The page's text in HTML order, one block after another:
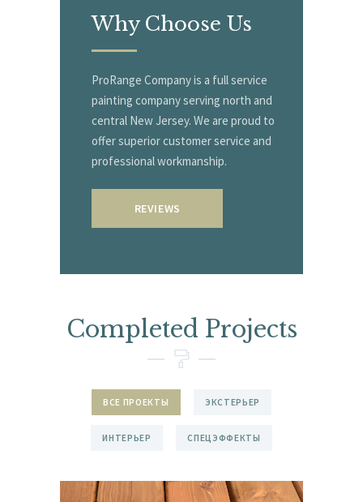
Why Choose Us
ProRange Company is a full service
painting company serving north and
central New Jersey. We are proud to
offer superior customer service and
professional workmanship.
REVIEWS
Completed Projects
ВСЕ ПРОЕКТЫ ЭКСТЕРЬЕР
ИНТЕРЬЕР СПЕЦЭФФЕКТЫ